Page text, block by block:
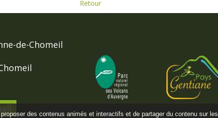
Retour
de-Chomeil
des contenus animés et interactifs et de partager du contenu sur les